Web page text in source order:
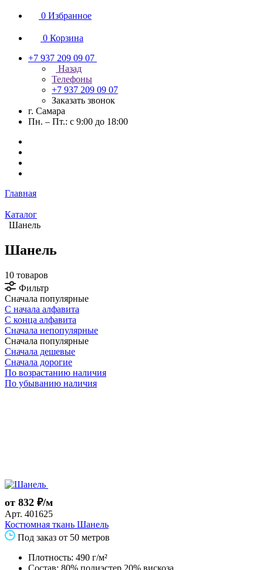
0 Избранное
0 Корзина
+7 937 209 09 07
Назад
Телефоны
+7 937 209 09 07
Заказать звонок
г. Самара
Пн. – Пт.: с 9:00 до 18:00
Главная
Каталог
Шанель
Шанель
10 товаров
Фильтр
Сначала популярные
С начала алфавита
С конца алфавита
Сначала непопулярные
Сначала популярные
Сначала дешевые
Сначала дорогие
По возрастанию наличия
По убыванию наличия
от 832 ₽/м
Арт. 401625
Костюмная ткань Шанель
Под заказ от 50 метров
Плотность: 490 г/м²
Состав: 80% полиэстер 20% вискоза